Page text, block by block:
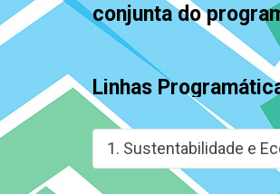
conjunta do
Linhas
1. Sustentabilidade e